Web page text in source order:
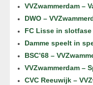
VVZwammerdam –
DWO –
FC Lisse in
Damme speelt in
BSC’68 –
VVZwammerdam –
CVC Reeuwijk –